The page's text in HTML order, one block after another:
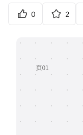
私有化部署
支持
0 2